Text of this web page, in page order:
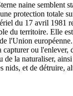
naine semblent
protection totale
du 17 avril 1981
du territoire. Elle
l'Union
ou l'enlever,
de la naturaliser,
nids, et de détruire,